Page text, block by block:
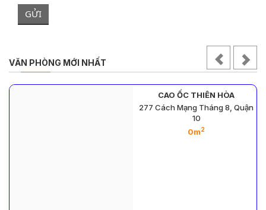
GỬI
VĂN PHÒNG MỚI NHẤT
CAO ỐC THIÊN HÒA
277 Cách Mạng Tháng 8, Quận
10
0m2